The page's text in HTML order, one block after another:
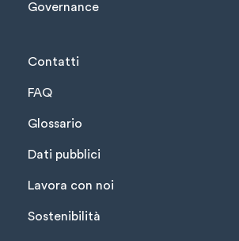
Governance
Contatti
FAQ
Glossario
Dati pubblici
Lavora con noi
Sostenibilità